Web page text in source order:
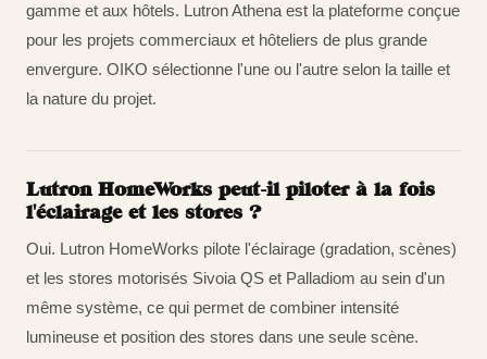
gamme et aux hôtels. Lutron Athena est la plateforme conçue
pour les projets commerciaux et hôteliers de plus grande
envergure. OIKO sélectionne l'une ou l'autre selon la taille et
la nature du projet.
Lutron HomeWorks peut-il piloter à la fois
l'éclairage et les stores ?
Oui. Lutron HomeWorks pilote l'éclairage (gradation, scènes)
et les stores motorisés Sivoia QS et Palladiom au sein d'un
même système, ce qui permet de combiner intensité
lumineuse et position des stores dans une seule scène.